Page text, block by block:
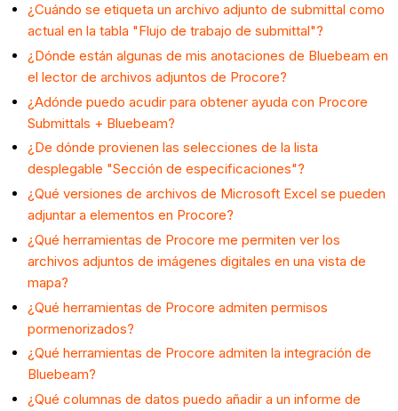
¿Cuándo se etiqueta un archivo adjunto de submittal como
actual en la tabla "Flujo de trabajo de submittal"?
¿Dónde están algunas de mis anotaciones de Bluebeam en
el lector de archivos adjuntos de Procore?
¿Adónde puedo acudir para obtener ayuda con Procore
Submittals + Bluebeam?
¿De dónde provienen las selecciones de la lista
desplegable "Sección de especificaciones"?
¿Qué versiones de archivos de Microsoft Excel se pueden
adjuntar a elementos en Procore?
¿Qué herramientas de Procore me permiten ver los
archivos adjuntos de imágenes digitales en una vista de
mapa?
¿Qué herramientas de Procore admiten permisos
pormenorizados?
¿Qué herramientas de Procore admiten la integración de
Bluebeam?
¿Qué columnas de datos puedo añadir a un informe de